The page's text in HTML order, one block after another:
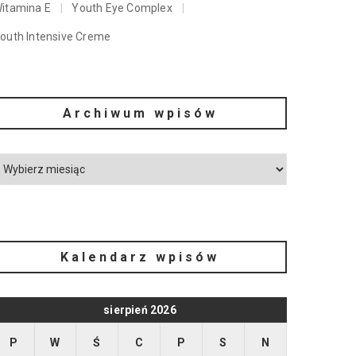
E Youth Eye Complex
Intensive Creme
Archiwum wpisów
Kalendarz wpisów
sierpień 2026
P W Ś C P S N